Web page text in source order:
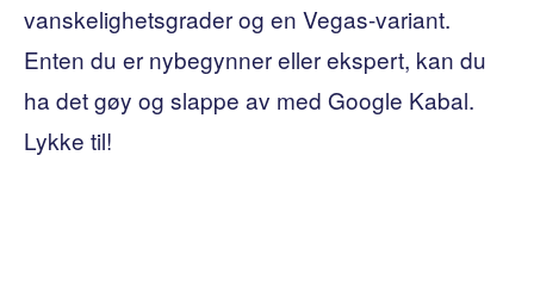
vanskelighetsgrader og en Vegas-variant.
Enten du er nybegynner eller ekspert, kan du
ha det gøy og slappe av med Google Kabal.
Lykke til!